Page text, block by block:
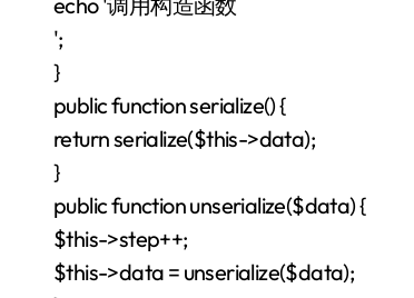
';
}
public function serialize() {
return serialize($this->data);
}
public function unserialize($data) {
$this->step++;
$this->data = unserialize($data);